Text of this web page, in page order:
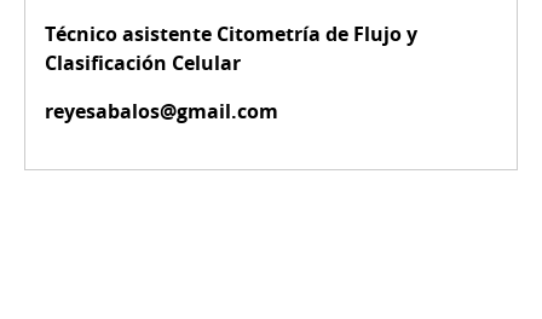
Técnico asistente Citometría de Flujo y
Clasificación Celular
reyesabalos@gmail.com